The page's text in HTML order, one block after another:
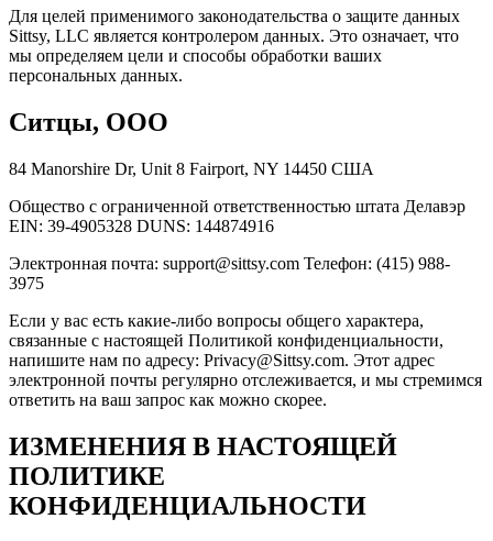
Для целей применимого законодательства о защите данных
Sittsy, LLC является контролером данных. Это означает, что
мы определяем цели и способы обработки ваших
персональных данных.
Ситцы, ООО
84 Manorshire Dr, Unit 8 Fairport, NY 14450 США
Общество с ограниченной ответственностью штата Делавэр
EIN: 39-4905328 DUNS: 144874916
Электронная почта: support@sittsy.com Телефон: (415) 988-
3975
Если у вас есть какие-либо вопросы общего характера,
связанные с настоящей Политикой конфиденциальности,
напишите нам по адресу: Privacy@Sittsy.com. Этот адрес
электронной почты регулярно отслеживается, и мы стремимся
ответить на ваш запрос как можно скорее.
ИЗМЕНЕНИЯ В НАСТОЯЩЕЙ
ПОЛИТИКЕ
КОНФИДЕНЦИАЛЬНОСТИ